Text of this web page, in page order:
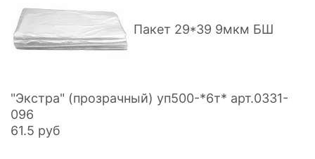
Пакет 29*39 9мкм БШ
"Экстра" (прозрачный) уп500-*6т* арт.0331-
096
61.5 руб